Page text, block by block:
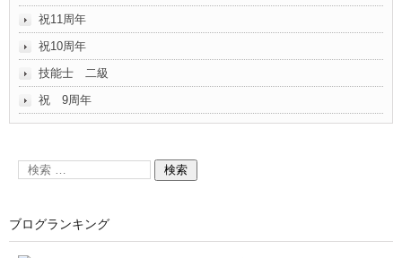
祝11周年
祝10周年
技能士 二級
祝 9周年
ブログランキング